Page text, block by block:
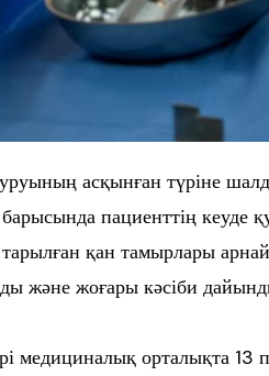
асқынған түріне
пациенттің
тарылған қан тамырлары
және жоғары кәсіби
орталықта 13